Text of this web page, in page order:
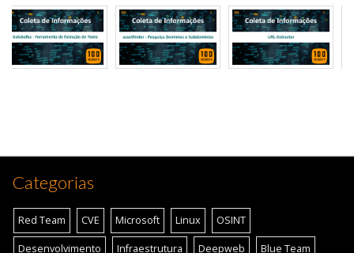
Categorias
Red Team CVE Microsoft Linux OSINT
Desenvolvimento Infraestrutura Deepweb Blue Team